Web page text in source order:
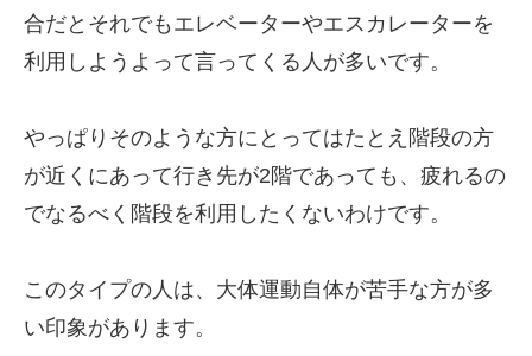
合だとそれでもエレベーターやエスカレーターを
利用しようよって言ってくる人が多いです。
やっぱりそのような方にとってはたとえ階段の方
が近くにあって行き先が2階であっても、疲れるの
でなるべく階段を利用したくないわけです。
このタイプの人は、大体運動自体が苦手な方が多
い印象があります。